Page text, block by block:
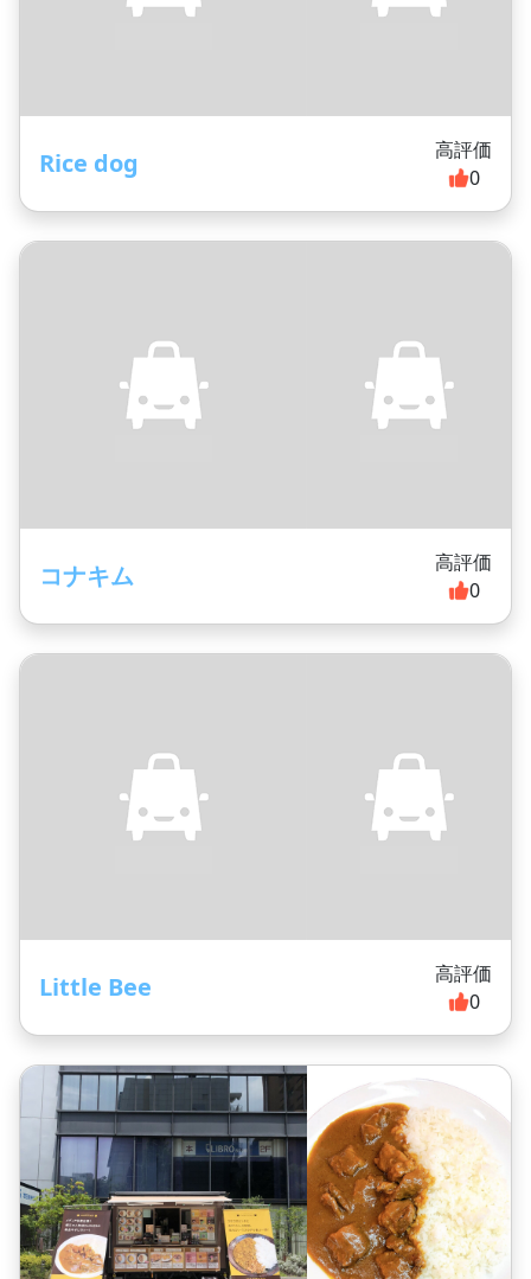
Rice dog
高評価
0
コナキム
高評価
0
Little Bee
高評価
0